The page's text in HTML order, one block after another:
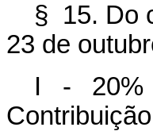
§ 15. Do
23 de
I - 20%